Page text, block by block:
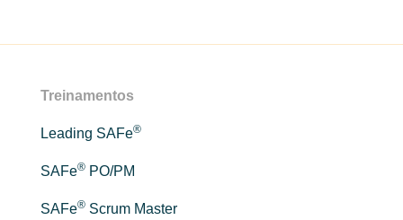
Treinamentos
Leading SAFe®
SAFe® PO/PM
SAFe® Scrum Master